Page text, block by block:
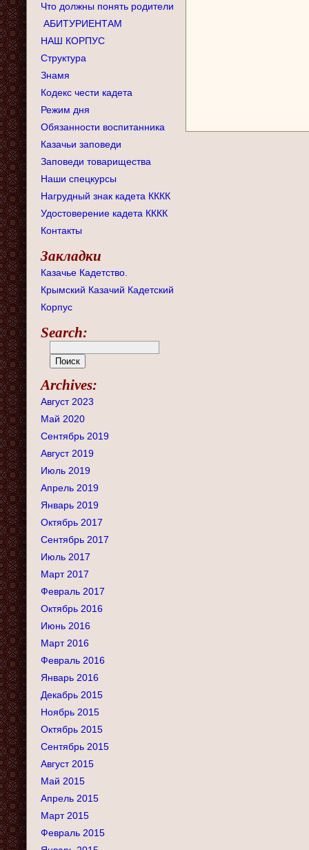
Что должны понять родители
АБИТУРИЕНТАМ
НАШ КОРПУС
Структура
Знамя
Кодекс чести кадета
Режим дня
Обязанности воспитанника
Казачьи заповеди
Заповеди товарищества
Наши спецкурсы
Нагрудный знак кадета КККК
Удостоверение кадета КККК
Контакты
Закладки
Казачье Кадетство.
Крымский Казачий Кадетский
Корпус
Search:
Archives:
Август 2023
Май 2020
Сентябрь 2019
Август 2019
Июль 2019
Апрель 2019
Январь 2019
Октябрь 2017
Сентябрь 2017
Июль 2017
Март 2017
Февраль 2017
Октябрь 2016
Июнь 2016
Март 2016
Февраль 2016
Январь 2016
Декабрь 2015
Ноябрь 2015
Октябрь 2015
Сентябрь 2015
Август 2015
Май 2015
Апрель 2015
Март 2015
Февраль 2015